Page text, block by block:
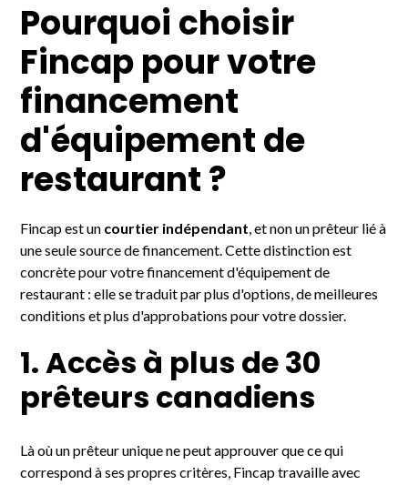
Pourquoi choisir
Fincap pour votre
financement
d'équipement de
restaurant ?
Fincap est un courtier indépendant , et non un prêteur lié à
une seule source de financement. Cette distinction est
concrète pour votre financement d'équipement de
restaurant : elle se traduit par plus d'options, de meilleures
conditions et plus d'approbations pour votre dossier.
1. Accès à plus de 30
prêteurs canadiens
Là où un prêteur unique ne peut approuver que ce qui
correspond à ses propres critères, Fincap travaille avec